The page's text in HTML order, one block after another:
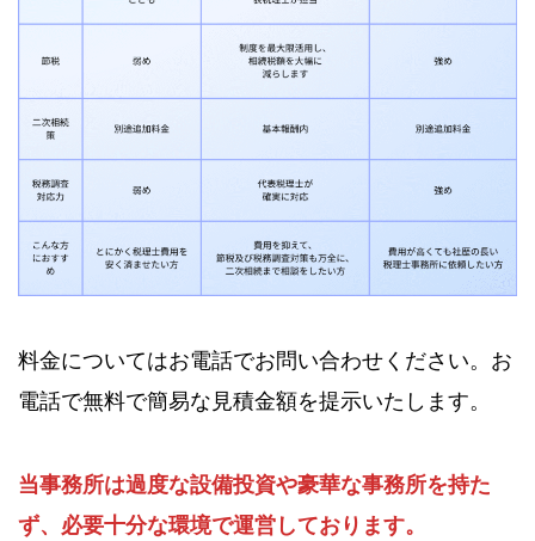
料金についてはお電話でお問い合わせください。お
電話で無料で簡易な見積金額を提示いたします。
当事務所は過度な設備投資や豪華な事務所を持た
ず、必要十分な環境で運営しております。